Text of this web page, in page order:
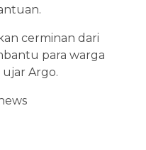
cerminan dari
para warga
Argo.